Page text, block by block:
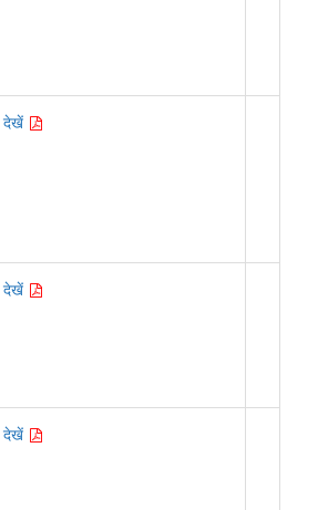
देखें
देखें
देखें